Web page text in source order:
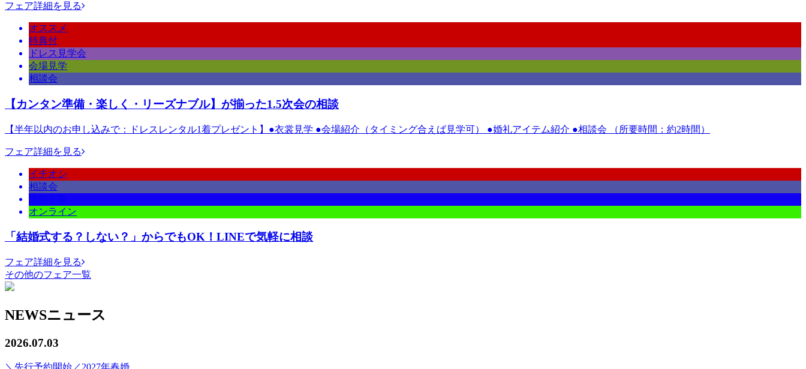
フェア詳細を見る
オススメ
特典付
ドレス見学会
会場見学
相談会
【カンタン準備・楽しく・リーズナブル】が揃った1.5次会の相談
【半年以内のお申し込みで：ドレスレンタル1着プレゼント】●衣裳見学 ●会場紹介（タイミング合えば見学可） ●婚礼アイテム紹介 ●相談会 （所要時間：約2時間）
フェア詳細を見る
イチオシ
相談会
オンライン
「結婚式する？しない？」からでもOK！LINEで気軽に相談
フェア詳細を見る
その他のフェア一覧
NEWSニュース
2026.07.03
＼先行予約開始／2027年春婚